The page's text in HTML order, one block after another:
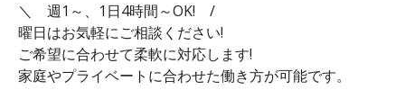
＼ 週1～、1日4時間～OK! /
曜日はお気軽にご相談ください!
ご希望に合わせて柔軟に対応します!
家庭やプライベートに合わせた働き方が可能です。